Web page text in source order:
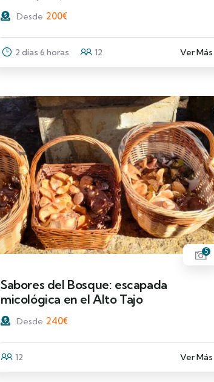
Desde 200€
2 días 6 horas 12 Ver Más
5
Sabores del Bosque: escapada
micológica en el Alto Tajo
Desde 240€
12 Ver Más